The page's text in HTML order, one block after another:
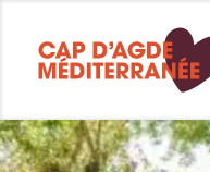
contenu